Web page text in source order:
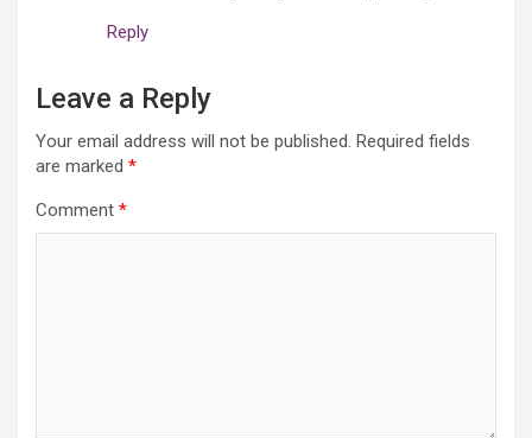
Reply
Leave a Reply
Your email address will not be published. Required fields
are marked *
Comment *